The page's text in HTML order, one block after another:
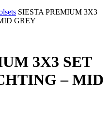
SIESTA PREMIUM 3X3
GREY
3X3 SET
– MID